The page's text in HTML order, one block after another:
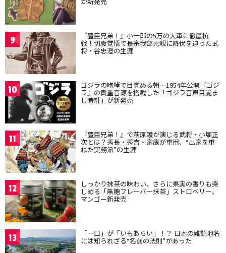
9 『豊臣兄弟！』小一郎の5万の大軍に徹底抗
戦！切腹覚悟で長宗我部元親に降伏を迫った武
将・谷忠澄の生涯
10 ゴジラの咆哮で目覚める朝…1954年公開『ゴジ
ラ』の貴重音源を搭載した「ゴジラ音声目覚ま
し時計」が新発売
11 『豊臣兄弟！』で萩原護が演じる武将・小堀正
次とは？秀長・秀吉・家康が重用、“出家を重
ねた実務派”の生涯
12 しっかり抹茶の味わい、さらに果実の香りも楽
しめる「無糖フレーバー抹茶」ストロベリー、
マンゴー新発売
13 「一口」が「いもあらい」！？ 日本の難読地名
には知られざる“名前の法則”があった